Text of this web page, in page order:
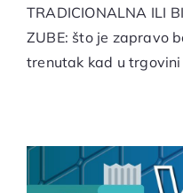
TRADICIONALNA ILI
ZUBE: što je zapravo
trenutak kad u trgovini